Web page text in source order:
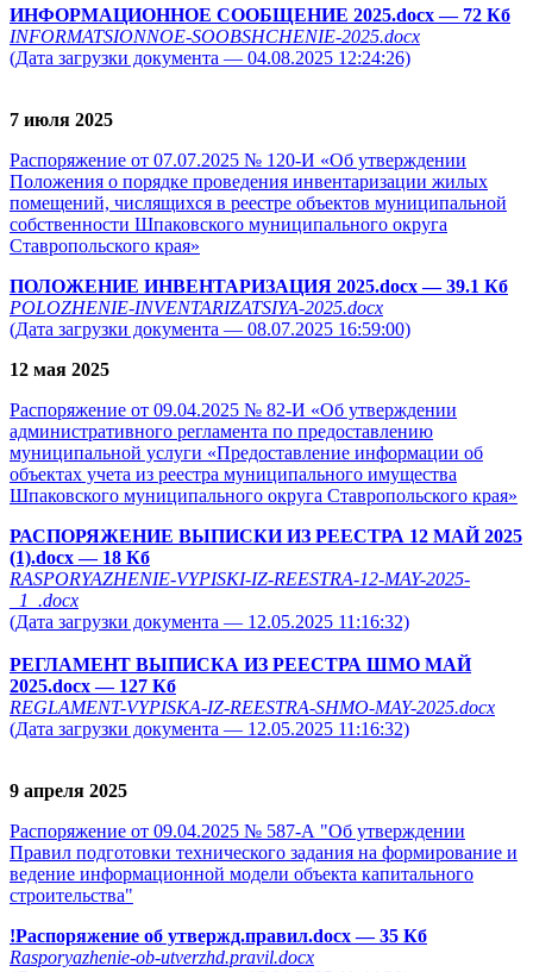
ИНФОРМАЦИОННОЕ СООБЩЕНИЕ 2025.docx— 72 Кб
INFORMATSIONNOE-SOOBSHCHENIE-2025.docx
(Дата загрузки документа — 04.08.2025 12:24:26)
7 июля 2025
Распоряжение от 07.07.2025 № 120-И «Об утверждении
Положения о порядке проведения инвентаризации жилых
помещений, числящихся в реестре объектов муниципальной
собственности Шпаковского муниципального округа
Ставропольского края»
ПОЛОЖЕНИЕ ИНВЕНТАРИЗАЦИЯ 2025.docx— 39.1 Кб
POLOZHENIE-INVENTARIZATSIYA-2025.docx
(Дата загрузки документа — 08.07.2025 16:59:00)
12 мая 2025
Распоряжение от 09.04.2025 № 82-И «Об утверждении
административного регламента по предоставлению
муниципальной услуги «Предоставление информации об
объектах учета из реестра муниципального имущества
Шпаковского муниципального округа Ставропольского края»
РАСПОРЯЖЕНИЕ ВЫПИСКИ ИЗ РЕЕСТРА 12 МАЙ 2025
(1).docx— 18 Кб
RASPORYAZHENIE-VYPISKI-IZ-REESTRA-12-MAY-2025-
_1_.docx
(Дата загрузки документа — 12.05.2025 11:16:32)
РЕГЛАМЕНТ ВЫПИСКА ИЗ РЕЕСТРА ШМО МАЙ
2025.docx— 127 Кб
REGLAMENT-VYPISKA-IZ-REESTRA-SHMO-MAY-2025.docx
(Дата загрузки документа — 12.05.2025 11:16:32)
9 апреля 2025
Распоряжение от 09.04.2025 № 587-А "Об утверждении
Правил подготовки технического задания на формирование и
ведение информационной модели объекта капитального
строительства"
!Распоряжение об утвержд.правил.docx— 35 Кб
Rasporyazhenie-ob-utverzhd.pravil.docx